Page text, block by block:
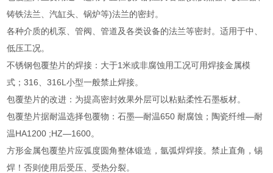
铸铁法兰、汽缸头、锅炉等)法兰的密封。
各种介质的机泵、管阀、管道及各类设备的法兰等密封。适用于中、
低压工况。
不锈钢包覆垫片的焊接：大于1米或非腐蚀用工况可用焊接金属模
式；316、316L小型一般禁止焊接。
包覆垫片的改进：为提高密封效果外层可以粘贴柔性石墨板材。
包覆垫片据耐温选择包覆物：石墨—耐温650 耐腐蚀；陶瓷纤维—耐
温HA1200 ;HZ—1600。
方形金属包覆垫片应弧度圆角整体锻造，氩弧焊焊接。禁止直角，锡
焊！否则使用后受压、受热分裂。